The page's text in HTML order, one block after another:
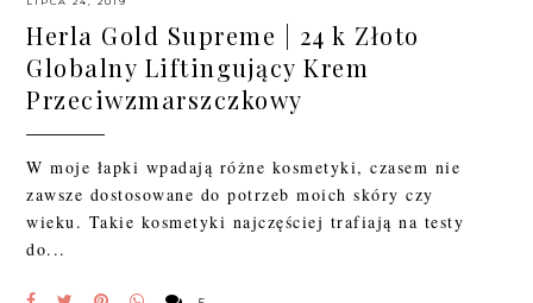
Herla Gold Supreme | 24 k Złoto
Globalny Liftingujący Krem
Przeciwzmarszczkowy
W moje łapki wpadają różne kosmetyki, czasem nie
zawsze dostosowane do potrzeb moich skóry czy
wieku. Takie kosmetyki najczęściej trafiają na testy
do...